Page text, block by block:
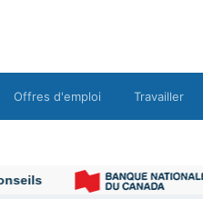
Offres d'emploi Travailler